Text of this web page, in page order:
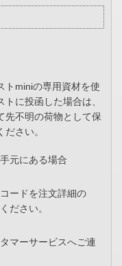
トminiの専用資材を使
に投函した場合は、
先不明の荷物として保
さい。
元にある場合
ードを注文詳細の
ださい。
マーサービスへご連